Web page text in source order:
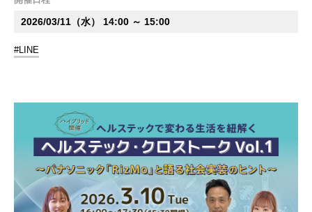
2026/03/11（水） 14:00 ～ 15:00
#LINE